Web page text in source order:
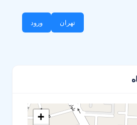
تهران ورود
+